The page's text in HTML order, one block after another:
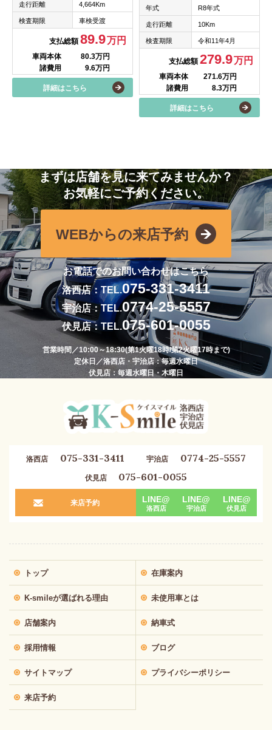
走行距離 4,664Km
検査期限 車検受渡
支払総額89.9万円
車両本体
80.3万円
諸費用
9.6万円
詳細はこちら
年式 R8年式
走行距離 10Km
検査期限 令和11年4月
支払総額279.9万円
車両本体
271.6万円
諸費用
8.3万円
詳細はこちら
まずは店舗を見に来てみませんか？
お気軽にご予約ください。
WEBからの来店予約
お電話でのお問い合わせはこちら
洛西店：TEL.075-331-3411
宇治店：TEL.0774-25-5557
伏見店：TEL.075-601-0055
営業時間／10:00～18:30(第1火曜18時/第2火曜17時まで)
定休日／洛西店・宇治店：毎週水曜日
伏見店：毎週水曜日・木曜日
洛西店 075-331-3411 宇治店 0774-25-5557
伏見店 075-601-0055
来店予約 LINE@
洛西店
LINE@
宇治店
LINE@
伏見店
トップ 在庫案内
K-smileが選ばれる理由 未使用車とは
店舗案内 納車式
採用情報 ブログ
サイトマップ プライバシーポリシー
来店予約